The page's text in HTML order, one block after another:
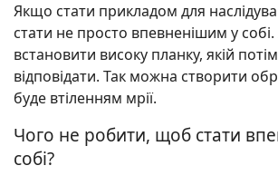
Якщо стати прикладом для
стати не просто впевненішим у
встановити високу планку, якій
відповідати. Так можна створити
буде втіленням мрії.
Чого не робити, щоб стати
собі?